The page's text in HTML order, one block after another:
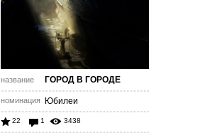
название ГОРОД В ГОРОДЕ
номинация Юбилеи
22 1 3438